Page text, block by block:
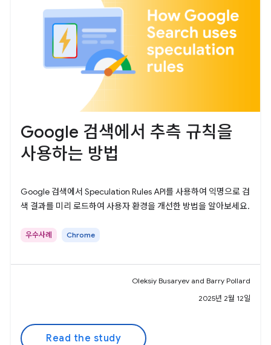
Google 검색에서 추측 규칙을
사용하는 방법
Google 검색에서 Speculation Rules API를 사용하여 익명으로 검
색 결과를 미리 로드하여 사용자 환경을 개선한 방법을 알아보세요.
우수사례 Chrome
Oleksiy Busaryev and Barry Pollard
2025년 2월 12일
Read the study